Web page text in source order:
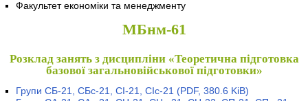
Факультет економіки та менеджменту
МБнм-61
Розклад занять з дисципліни «Теоретична підготовка
базової загальновійськової підготовки»
Групи СБ-21, СБс-21, СІ-21, СІс-21 (PDF, 380.6 KiB)